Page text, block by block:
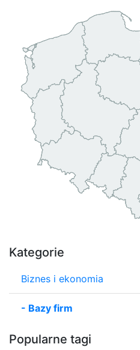
Kategorie
Biznes i ekonomia
- Bazy firm
Popularne tagi